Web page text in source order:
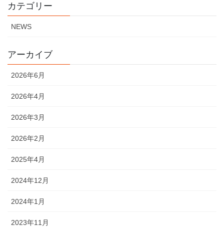
カテゴリー
NEWS
アーカイブ
2026年6月
2026年4月
2026年3月
2026年2月
2025年4月
2024年12月
2024年1月
2023年11月